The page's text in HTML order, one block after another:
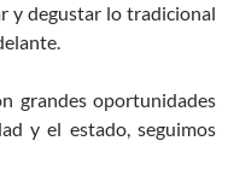
y degustar lo tradicional
grandes oportunidades
y el estado, seguimos